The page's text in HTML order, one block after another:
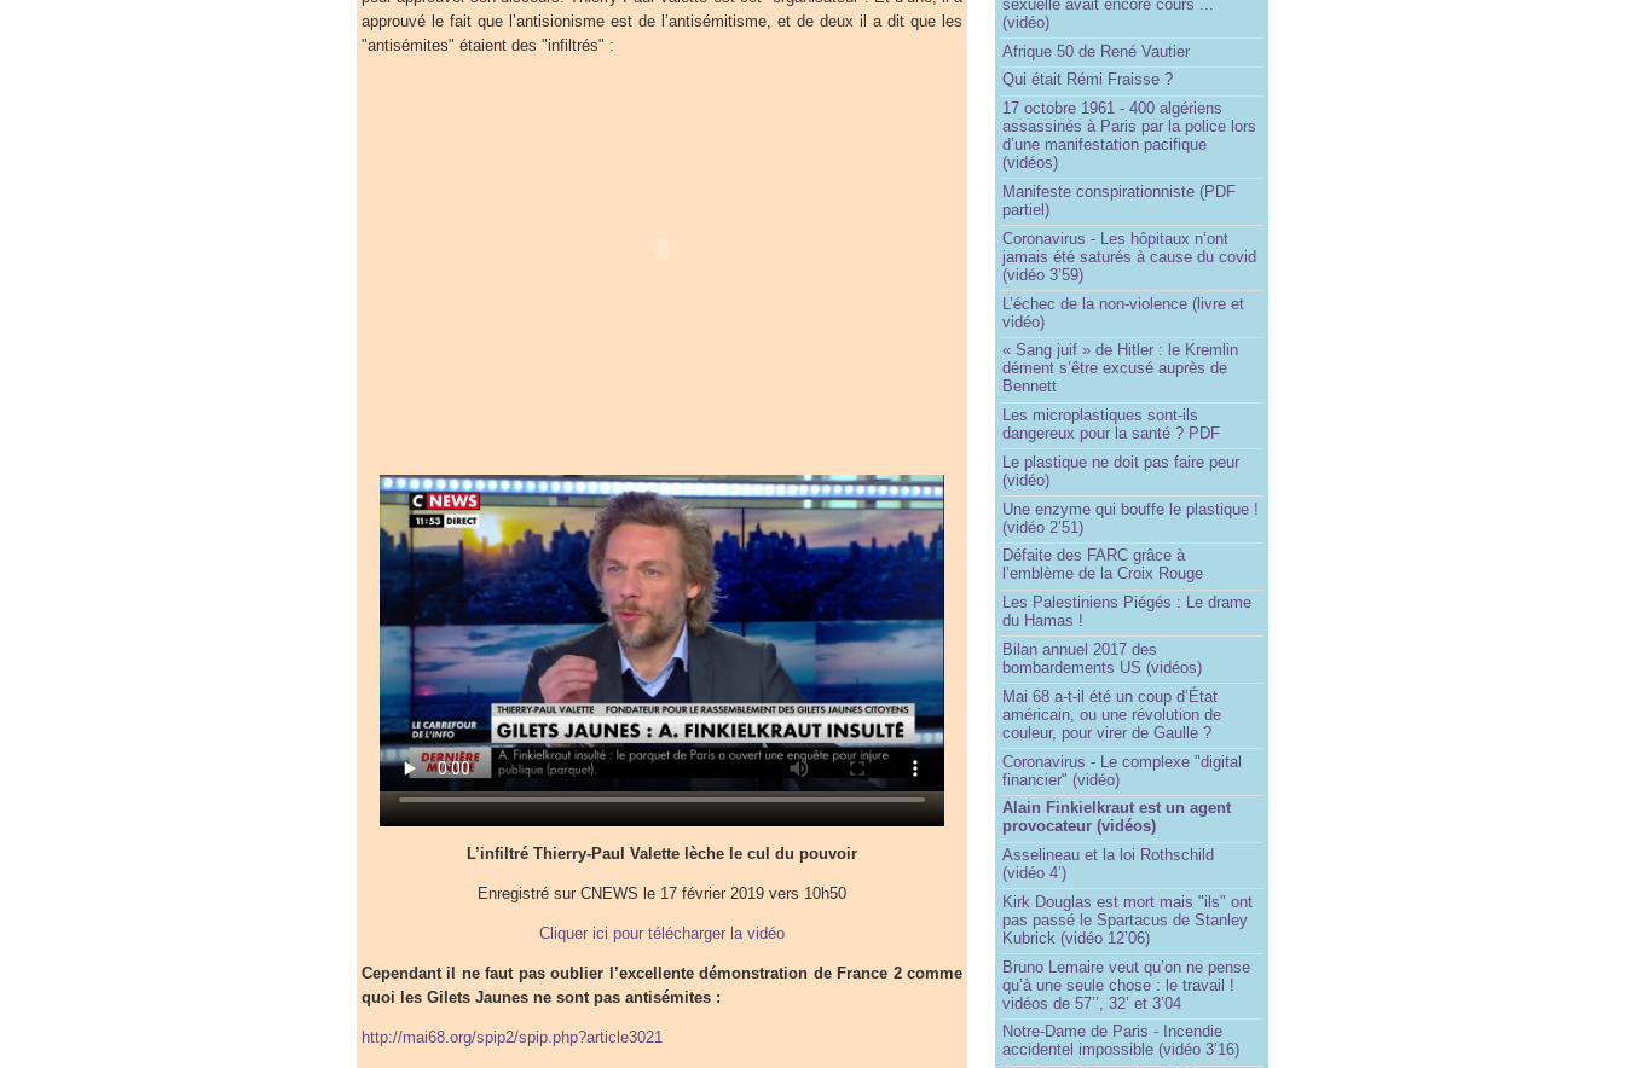
approuvé le fait que l’antisionisme est de l’antisémitisme, et de deux il a dit que les
"antisémites" étaient des "infiltrés" :
L’infiltré Thierry-Paul Valette lèche le cul du pouvoir
Enregistré sur CNEWS le 17 février 2019 vers 10h50
Cliquer ici pour télécharger la vidéo
Cependant il ne faut pas oublier l’excellente démonstration de France 2 comme
quoi les Gilets Jaunes ne sont pas antisémites :
http://mai68.org/spip2/spip.php?article3021
sexuelle avait encore cours ...
(vidéo)
Afrique 50 de René Vautier
Qui était Rémi Fraisse ?
17 octobre 1961 - 400 algériens
assassinés à Paris par la police lors
d’une manifestation pacifique
(vidéos)
Manifeste conspirationniste (PDF
partiel)
Coronavirus - Les hôpitaux n’ont
jamais été saturés à cause du covid
(vidéo 3’59)
L’échec de la non-violence (livre et
vidéo)
« Sang juif » de Hitler : le Kremlin
dément s’être excusé auprès de
Bennett
Les microplastiques sont-ils
dangereux pour la santé ? PDF
Le plastique ne doit pas faire peur
(vidéo)
Une enzyme qui bouffe le plastique !
(vidéo 2’51)
Défaite des FARC grâce à
l’emblème de la Croix Rouge
Les Palestiniens Piégés : Le drame
du Hamas !
Bilan annuel 2017 des
bombardements US (vidéos)
Mai 68 a-t-il été un coup d’État
américain, ou une révolution de
couleur, pour virer de Gaulle ?
Coronavirus - Le complexe "digital
financier" (vidéo)
Alain Finkielkraut est un agent
provocateur (vidéos)
Asselineau et la loi Rothschild
(vidéo 4’)
Kirk Douglas est mort mais "ils" ont
pas passé le Spartacus de Stanley
Kubrick (vidéo 12’06)
Bruno Lemaire veut qu’on ne pense
qu’à une seule chose : le travail !
vidéos de 57’’, 32’ et 3’04
Notre-Dame de Paris - Incendie
accidentel impossible (vidéo 3’16)